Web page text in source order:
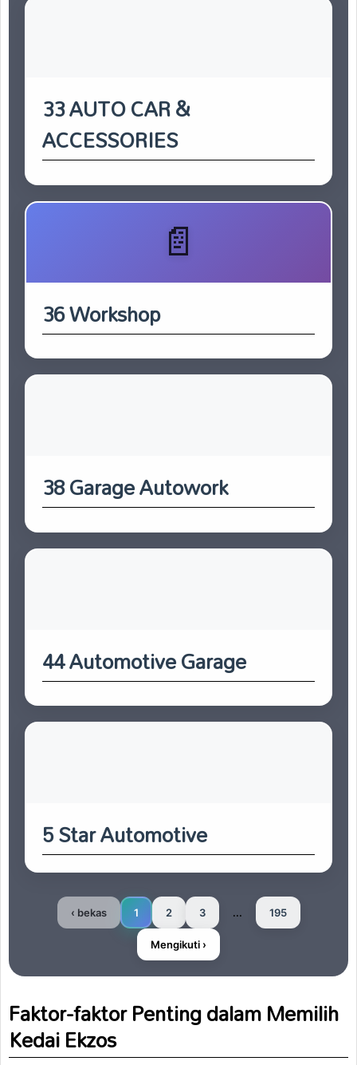
33 AUTO CAR &
ACCESSORIES
36 Workshop
38 Garage Autowork
44 Automotive Garage
5 Star Automotive
‹ bekas 1 2 3 ... 195
Mengikuti ›
Faktor-faktor Penting dalam Memilih
Kedai Ekzos